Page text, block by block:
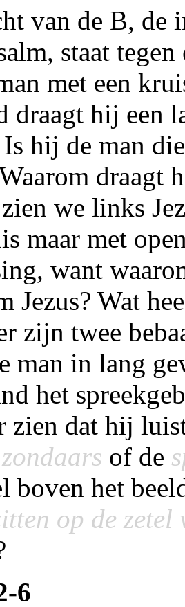
van de B,
staat
met een
draagt hij een
hij de man
we links
maar met
want
Jezus? Wat
zijn twee
man in lang
het
zien dat hij
zondaars of de
boven het
op de zetel
6